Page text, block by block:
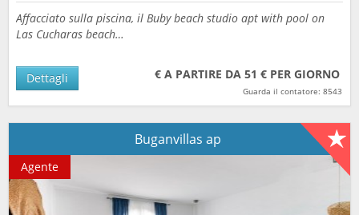
Affacciato sulla piscina, il Buby beach studio apt with pool on
Las Cucharas beach…
€ A PARTIRE DA 51 € PER GIORNO
Guarda il contatore: 8543
Dettagli
Buganvillas ap
Agente